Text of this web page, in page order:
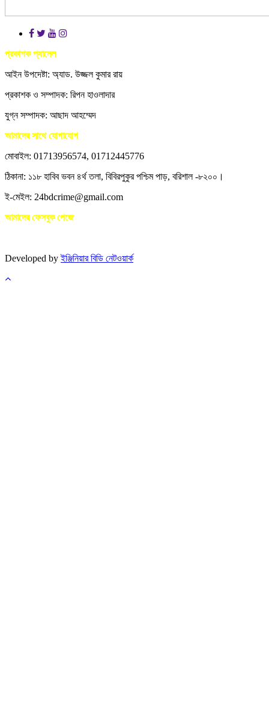
প্রকাশক প্যানেল
আইন উপদেষ্টা: অ্যাড. উজ্জল কুমার রায়
প্রকাশক ও সম্পাদক: রিপন হাওলাদার
যুগ্ন সম্পাদক: আছাদ আহম্মেদ
আমাদের সাথে যোগাযোগ
মোবাইল: 01713956574, 01712445776
ঠিকানা: ১১৮ হাবিব ভবন ৪র্থ তলা, বিবিরপুকুর পশ্চিম পাড়, বরিশাল -৮২০০।
ই-মেইল: 24bdcrime@gmail.com
আমাদের ফেসবুক পেজে
Developed byইঞ্জিনিয়ার বিডি নেটওয়ার্ক